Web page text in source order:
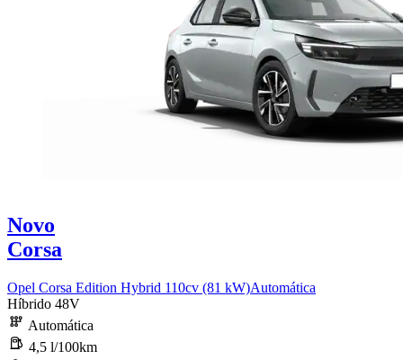
Novo
Corsa
Opel Corsa Edition Hybrid 110cv (81 kW)Automática
Híbrido 48V
Automática
4,5 l/100km